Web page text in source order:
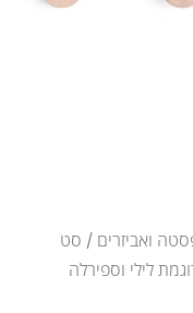
ואביזרים / סט